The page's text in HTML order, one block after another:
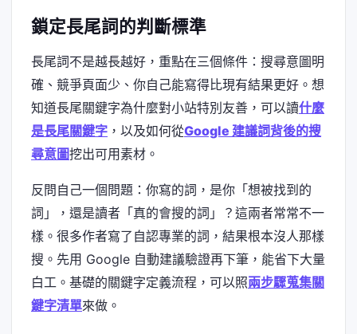
鎖定長尾詞的判斷標準
長尾詞不是越長越好，重點在三個條件：搜尋意圖明
確、競爭頁面少、你自己能寫得比現有結果更好。想
知道長尾關鍵字為什麼對小站特別友善，可以讀什麼
是長尾關鍵字 ，以及如何從Google 建議詞背後的搜
尋意圖挖出可用素材。
反問自己一個問題：你寫的詞，是你「想被找到的
詞」，還是讀者「真的會搜的詞」？這兩者常常不一
樣。很多作者寫了自認專業的詞，結果根本沒人那樣
搜。先用 Google 自動建議驗證再下筆，能省下大量
白工。基礎的關鍵字定義流程，可以照兩步驟蒐集關
鍵字清單來做。